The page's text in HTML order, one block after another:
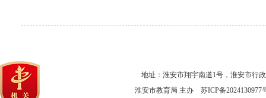
地址：淮安市翔宇南道1号，淮安市行
淮安市教育局 主办 苏ICP备2024130977